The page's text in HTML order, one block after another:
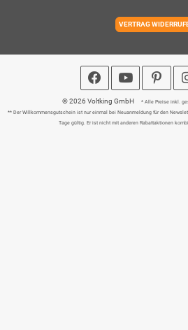
VERTRAG
© 2026 Voltking GmbH * Alle Preise inkl.
** Der Willkommensgutschein ist nur einmal bei Neuanmeldung für den
Tage gültig. Er ist nicht mit anderen Rabattaktionen